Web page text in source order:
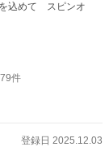
件
登録日 2025.12.03